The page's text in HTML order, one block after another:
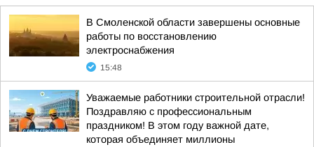
В Смоленской области завершены основные
работы по восстановлению
электроснабжения
15:48
Уважаемые работники строительной отрасли!
Поздравляю с профессиональным
праздником! В этом году важной дате,
которая объединяет миллионы